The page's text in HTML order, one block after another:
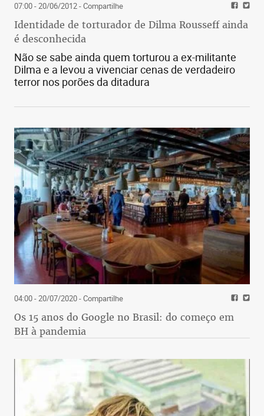
07:00 - 20/06/2012- Compartilhe
Identidade de torturador de Dilma Rousseff ainda
é desconhecida
Não se sabe ainda quem torturou a ex-militante
Dilma e a levou a vivenciar cenas de verdadeiro
terror nos porões da ditadura
04:00 - 20/07/2020- Compartilhe
Os 15 anos do Google no Brasil: do começo em
BH à pandemia